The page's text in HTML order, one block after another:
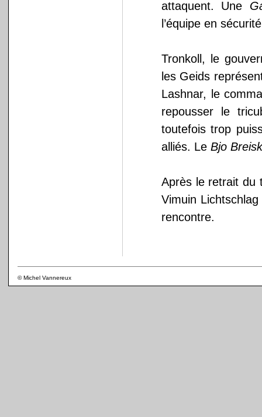
attaquent. Une
l’équipe en
Tronkoll, le
les Geids
Lashnar, le
repousser le
toutefois trop
alliés. Le Bjo
Après le retrait du
Vimuin
rencontre.
© Michel Vannereux